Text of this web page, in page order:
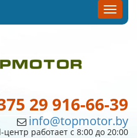
29 916-66-39
info@topmotor.by
центр работает с 8:00 до 20:00